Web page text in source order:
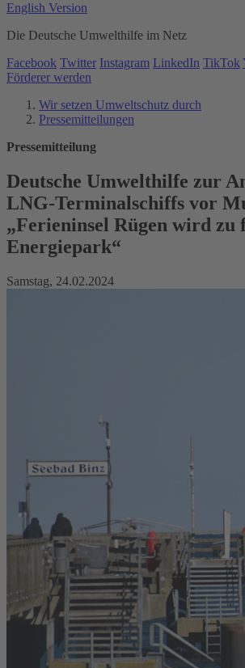
English Version
Die Deutsche Umwelthilfe im Netz
Facebook Twitter Instagram LinkedIn TikTok
Förderer werden
Wir setzen Umweltschutz durch
Pressemitteilungen
Pressemitteilung
Deutsche Umwelthilfe zur
LNG-Terminalschiffs vor
„Ferieninsel Rügen wird zu
Energiepark“
Samstag, 24.02.2024